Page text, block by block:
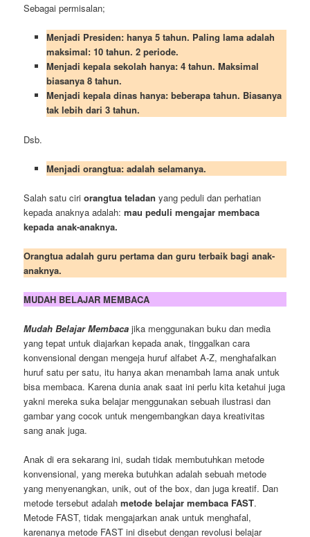
Sebagai permisalan;
Menjadi Presiden: hanya 5 tahun. Paling lama adalah
maksimal: 10 tahun. 2 periode.
Menjadi kepala sekolah hanya: 4 tahun. Maksimal
biasanya 8 tahun.
Menjadi kepala dinas hanya: beberapa tahun. Biasanya
tak lebih dari 3 tahun.
Dsb.
Menjadi orangtua: adalah selamanya.
Salah satu ciriorangtua teladan yang peduli dan perhatian
kepada anaknya adalah:mau peduli mengajar membaca
kepada anak-anaknya.
Orangtua adalah guru pertama dan guru terbaik bagi anak-
anaknya.
MUDAH BELAJAR MEMBACA
Mudah Belajar Membaca jika menggunakan buku dan media
yang tepat untuk diajarkan kepada anak, tinggalkan cara
konvensional dengan mengeja huruf alfabet A-Z, menghafalkan
huruf satu per satu, itu hanya akan menambah lama anak untuk
bisa membaca. Karena dunia anak saat ini perlu kita ketahui juga
yakni mereka suka belajar menggunakan sebuah ilustrasi dan
gambar yang cocok untuk mengembangkan daya kreativitas
sang anak juga.
Anak di era sekarang ini, sudah tidak membutuhkan metode
konvensional, yang mereka butuhkan adalah sebuah metode
yang menyenangkan, unik, out of the box, dan juga kreatif. Dan
metode tersebut adalahmetode belajar membaca FAST.
Metode FAST, tidak mengajarkan anak untuk menghafal,
karenanya metode FAST ini disebut dengan revolusi belajar